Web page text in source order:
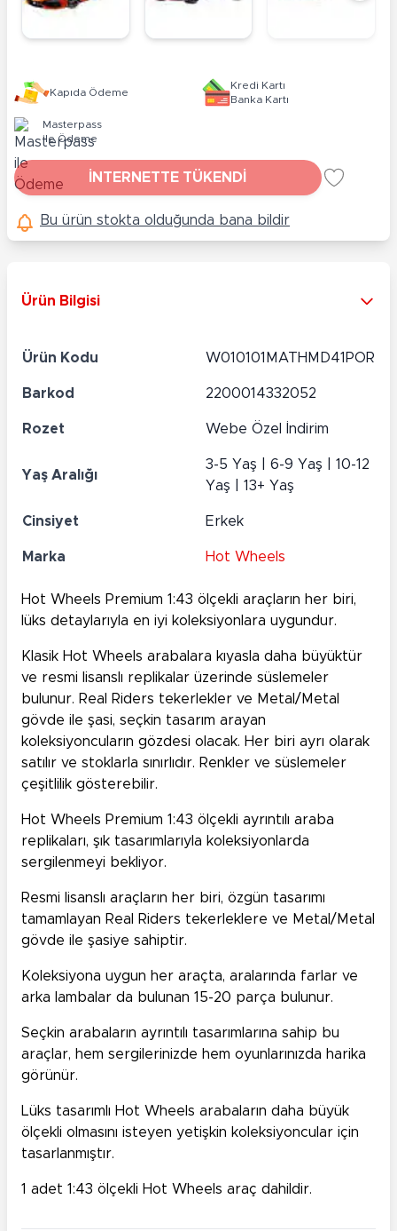
Kapıda Ödeme
Kredi Kartı
Banka Kartı
Masterpass
ile Ödeme
İNTERNETTE TÜKENDİ
Bu ürün stokta olduğunda bana bildir
Ürün Bilgisi
Ürün Kodu W010101MATHMD41POR
Barkod 2200014332052
Rozet Webe Özel İndirim
Yaş Aralığı
3-5 Yaş | 6-9 Yaş | 10-12
Yaş | 13+ Yaş
Cinsiyet Erkek
Marka Hot Wheels
Hot Wheels Premium 1:43 ölçekli araçların her biri,
lüks detaylarıyla en iyi koleksiyonlara uygundur.
Klasik Hot Wheels arabalara kıyasla daha büyüktür
ve resmi lisanslı replikalar üzerinde süslemeler
bulunur. Real Riders tekerlekler ve Metal/Metal
gövde ile şasi, seçkin tasarım arayan
koleksiyoncuların gözdesi olacak. Her biri ayrı olarak
satılır ve stoklarla sınırlıdır. Renkler ve süslemeler
çeşitlilik gösterebilir.
Hot Wheels Premium 1:43 ölçekli ayrıntılı araba
replikaları, şık tasarımlarıyla koleksiyonlarda
sergilenmeyi bekliyor.
Resmi lisanslı araçların her biri, özgün tasarımı
tamamlayan Real Riders tekerleklere ve Metal/Metal
gövde ile şasiye sahiptir.
Koleksiyona uygun her araçta, aralarında farlar ve
arka lambalar da bulunan 15-20 parça bulunur.
Seçkin arabaların ayrıntılı tasarımlarına sahip bu
araçlar, hem sergilerinizde hem oyunlarınızda harika
görünür.
Lüks tasarımlı Hot Wheels arabaların daha büyük
ölçekli olmasını isteyen yetişkin koleksiyoncular için
tasarlanmıştır.
1 adet 1:43 ölçekli Hot Wheels araç dahildir.